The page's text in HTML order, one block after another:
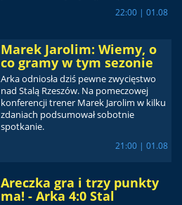
22:00 | 01.08
Marek Jarolim: Wiemy, o
co gramy w tym sezonie
Arka odniosła dziś pewne zwycięstwo
nad Stalą Rzeszów. Na pomeczowej
konferencji trener Marek Jarolim w kilku
zdaniach podsumował sobotnie
spotkanie.
21:00 | 01.08
Areczka gra i trzy punkty
ma! - Arka 4:0 Stal